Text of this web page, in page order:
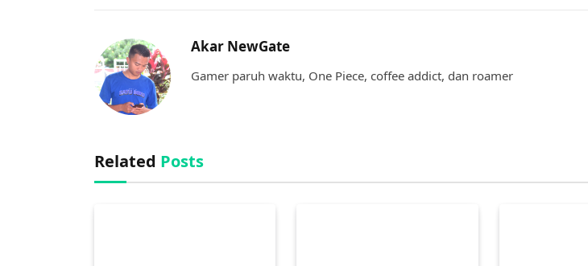
Akar NewGate
Gamer paruh waktu, One Piece, coffee addict, dan roamer
Related Posts